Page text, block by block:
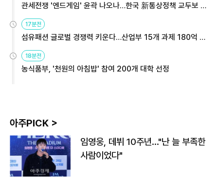
관세전쟁 '엔드게임' 윤곽 나오나…한국 新통상정책 교두보 활
용해야
17분전
섬유패션 글로벌 경쟁력 키운다…산업부 15개 과제 180억 지
원
18분전
농식품부, '천원의 아침밥' 참여 200개 대학 선정
아주PICK >
임영웅, 데뷔 10주년…"난 늘 부족한
사람이었다"